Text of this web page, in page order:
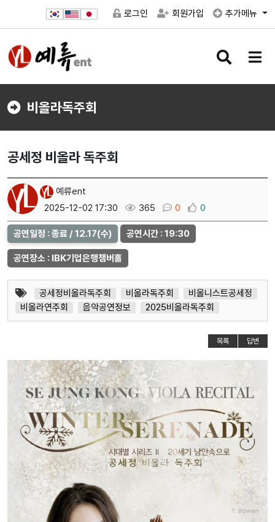
로그인 회원가입 추가메뉴
검
버
메
버
비올라독주회
공세정 비올라 독주회
예류ent
2025-12-02 17:30
365 0 0
공연일정 : 종료 / 12.17(수) 공연시간 : 19:30
공연장소 : IBK기업은행챔버홀
공세정비올라독주회 비올라독주회
비올니스트공세정
비올라연주회
음악공연정보 2025비올라독주회
목록 답변